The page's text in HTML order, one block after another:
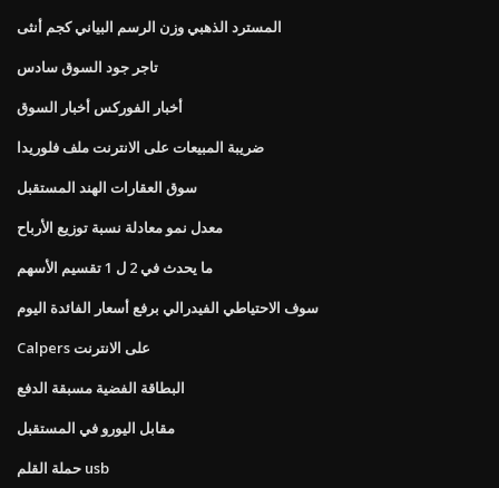
المسترد الذهبي وزن الرسم البياني كجم أنثى
تاجر جود السوق سادس
أخبار الفوركس أخبار السوق
ضريبة المبيعات على الانترنت ملف فلوريدا
سوق العقارات الهند المستقبل
معدل نمو معادلة نسبة توزيع الأرباح
ما يحدث في 2 ل 1 تقسيم الأسهم
سوف الاحتياطي الفيدرالي برفع أسعار الفائدة اليوم
Calpers على الانترنت
البطاقة الفضية مسبقة الدفع
مقابل اليورو في المستقبل
حملة القلم usb